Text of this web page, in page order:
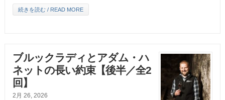
続きを読む / READ MORE
ブルックラディとアダム・ハ
ネットの長い約束【後半／全2
回】
2月 26, 2026